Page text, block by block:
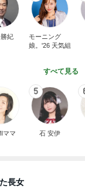
勝紀
モーニング
娘。'26 天気組
すべて見る
ママ
5
石 安伊
長女